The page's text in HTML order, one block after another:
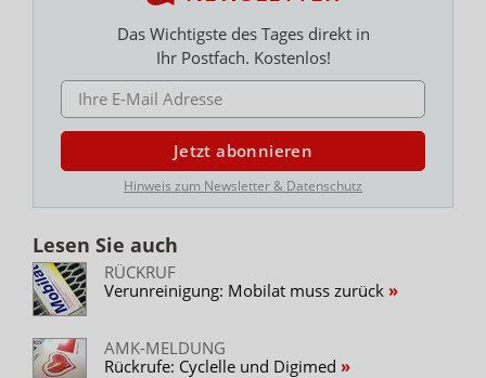
Das Wichtigste des Tages direkt in
Ihr Postfach. Kostenlos!
E-MAIL ADRESSE
Jetzt abonnieren
Hinweis zum Newsletter & Datenschutz
Lesen Sie auch
RÜCKRUF
Verunreinigung: Mobilat muss zurück
AMK-MELDUNG
Rückrufe: Cyclelle und Digimed